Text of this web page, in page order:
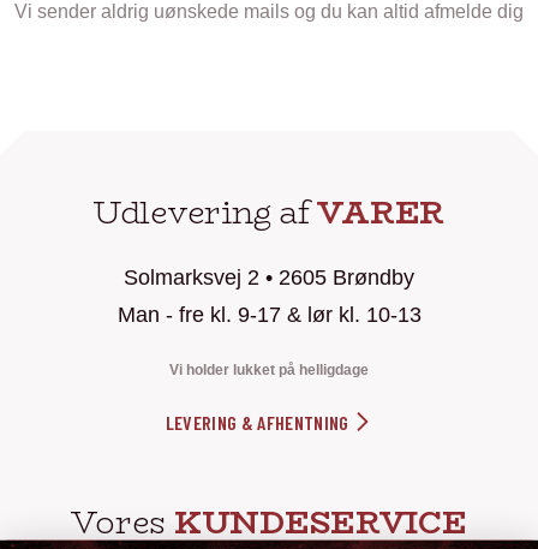
Vi sender aldrig uønskede mails og du kan altid afmelde dig
Udlevering afVARER
Solmarksvej 2 • 2605 Brøndby
Man - fre kl. 9-17 & lør kl. 10-13
Vi holder lukket på helligdage
LEVERING & AFHENTNING
Vores KUNDESERVICE